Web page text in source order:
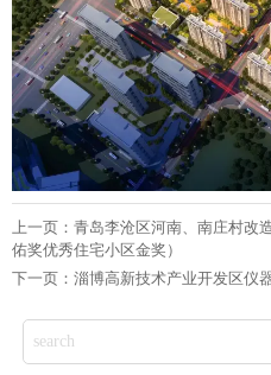
上一页： 青岛李沧区河南、南庄村改
佑奖优秀住宅小区金奖）
下一页： 淄博高新技术产业开发区仪